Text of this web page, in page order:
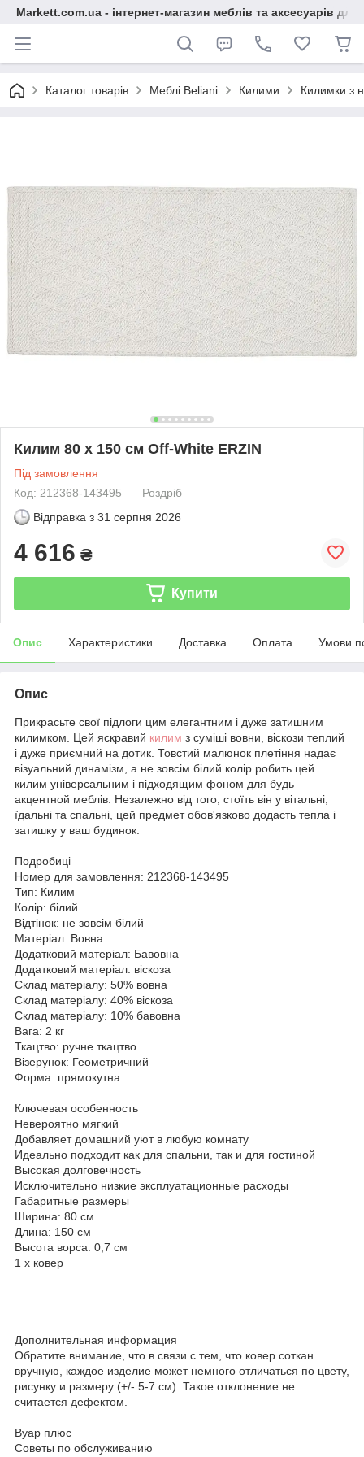
Markett.com.ua - інтернет-магазин меблів та аксесуарів для
Каталог товарів Меблі Beliani Килими Килимки з
Килим 80 x 150 см Off-White ERZIN
Під замовлення
Код: 212368-143495
Роздріб
Відправка з 31 серпня 2026
4 616 ₴
Купити
Опис Характеристики Доставка Оплата Умови
Опис
Прикрасьте свої підлоги цим елегантним і дуже затишним
килимком. Цей яскравий килим з суміші вовни, віскози теплий
і дуже приємний на дотик. Товстий малюнок плетіння надає
візуальний динамізм, а не зовсім білий колір робить цей
килим універсальним і підходящим фоном для будь
акцентной меблів. Незалежно від того, стоїть він у вітальні,
їдальні та спальні, цей предмет обов'язково додасть тепла і
затишку у ваш будинок.
Подробиці
Номер для замовлення: 212368-143495
Тип: Килим
Колір: білий
Відтінок: не зовсім білий
Матеріал: Вовна
Додатковий матеріал: Бавовна
Додатковий матеріал: віскоза
Склад матеріалу: 50% вовна
Склад матеріалу: 40% віскоза
Склад матеріалу: 10% бавовна
Вага: 2 кг
Ткацтво: ручне ткацтво
Візерунок: Геометричний
Форма: прямокутна
Ключевая особенность
Невероятно мягкий
Добавляет домашний уют в любую комнату
Идеально подходит как для спальни, так и для гостиной
Высокая долговечность
Исключительно низкие эксплуатационные расходы
Габаритные размеры
Ширина: 80 см
Длина: 150 см
Высота ворса: 0,7 см
1 х ковер
Дополнительная информация
Обратите внимание, что в связи с тем, что ковер соткан
вручную, каждое изделие может немного отличаться по цвету,
рисунку и размеру (+/- 5-7 см). Такое отклонение не
считается дефектом.
Вуар плюс
Советы по обслуживанию